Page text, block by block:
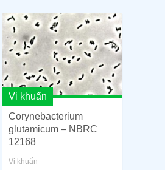
Vi khuẩn
Corynebacterium
glutamicum – NBRC
12168
Vi khuẩn